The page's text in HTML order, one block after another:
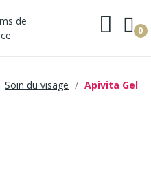
0
Soin du visage
Apivita Gel